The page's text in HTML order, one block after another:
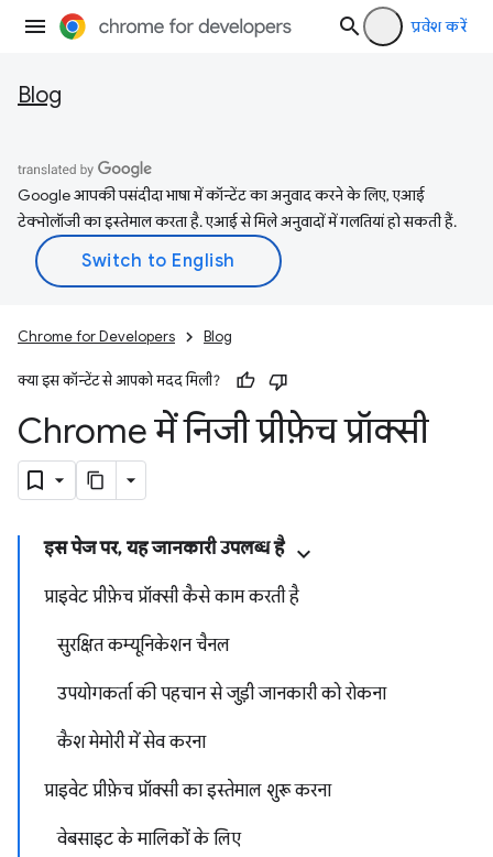
प्रवेश करें
Blog
Google आपकी पसंदीदा भाषा में कॉन्टेंट का अनुवाद करने के लिए, एआई
टेक्नोलॉजी का इस्तेमाल करता है. एआई से मिले अनुवादों में गलतियां हो सकती हैं.
Chrome for Developers Blog
क्या इस कॉन्टेंट से आपको मदद मिली?
Chrome में निजी प्रीफ़ेच प्रॉक्सी
इस पेज पर, यह जानकारी उपलब्ध है
प्राइवेट प्रीफ़ेच प्रॉक्सी कैसे काम करती है
सुरक्षित कम्यूनिकेशन चैनल
उपयोगकर्ता की पहचान से जुड़ी जानकारी को रोकना
कैश मेमोरी में सेव करना
प्राइवेट प्रीफ़ेच प्रॉक्सी का इस्तेमाल शुरू करना
वेबसाइट के मालिकों के लिए